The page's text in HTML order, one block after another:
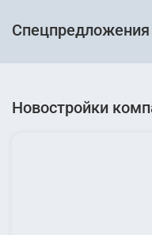
Спецпредложения
Новостройки